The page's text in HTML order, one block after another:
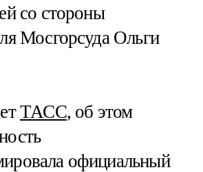
со стороны
Мосгорсуда Ольги
ТАСС, об этом
официальный